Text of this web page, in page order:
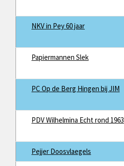
NKV in Pey 60 jaar
Papiermannen Slek
PC Op de Berg Hingen bij JIM
PDV Wilhelmina Echt rond 1963
Pejjer Doosvlaegels